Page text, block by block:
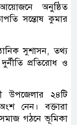
অনুষ্ঠিত
সন্তোষ কুমার
সুশাসন, তথ্য
প্রতিরোধ ও
উপজেলার ২৪টি
নেন। বক্তারা
সমাজ গঠনে ভূমিকা